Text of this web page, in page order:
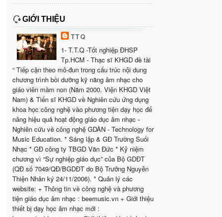
GIỚI THIỆU
TTQ
1- T.T.Q -Tốt nghiệp ĐHSP
Tp.HCM - Thạc sĩ KHGD đề tài
“ Tiếp cận theo mô-đun trong cấu trúc nội dung
chương trình bồi dưỡng kỹ năng âm nhạc cho
giáo viên mầm non (Năm 2000, Viện KHGD Việt
Nam) & Tiến sĩ KHGD về Nghiên cứu ứng dụng
khoa học công nghệ vào phương tiện dạy học để
nâng hiệu quả hoạt động giáo dục âm nhạc -
Nghiên cứu về công nghệ GDÂN - Technology for
Music Education. * Sáng lập & GĐ Trường Suối
Nhạc * GĐ công ty TBGD Văn Đức * Kỷ niệm
chương vì “Sự nghiệp giáo dục” của Bộ GDĐT
(QĐ số 7049/QĐ/BGDĐT do Bộ Trưởng Nguyễn
Thiện Nhân ký 24/11/2006). * Quản lý các
website: + Thông tin về công nghệ và phương
tiện giáo dục âm nhạc : beemusic.vn + Giới thiệu
thiết bị dạy học âm nhạc mới :